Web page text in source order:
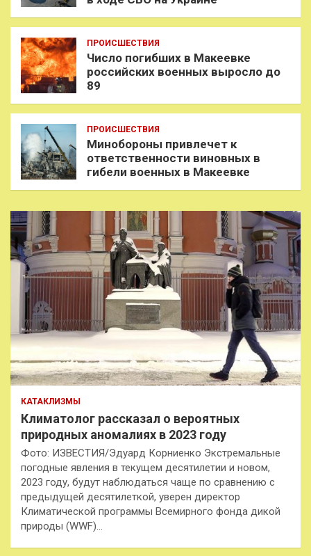
ПРОИСШЕСТВИЯ
Число погибших в Макеевке
российских военных выросло до
89
ПРОИСШЕСТВИЯ
Минобороны привлечет к
ответственности виновных в
гибели военных в Макеевке
КАТАКЛИЗМЫ
Климатолог рассказал о вероятных
природных аномалиях в 2023 году
Фото: ИЗВЕСТИЯ/Эдуард Корниенко Экстремальные
погодные явления в текущем десятилетии и новом,
2023 году, будут наблюдаться чаще по сравнению с
предыдущей десятилеткой, уверен директор
Климатической программы Всемирного фонда дикой
природы (WWF)…